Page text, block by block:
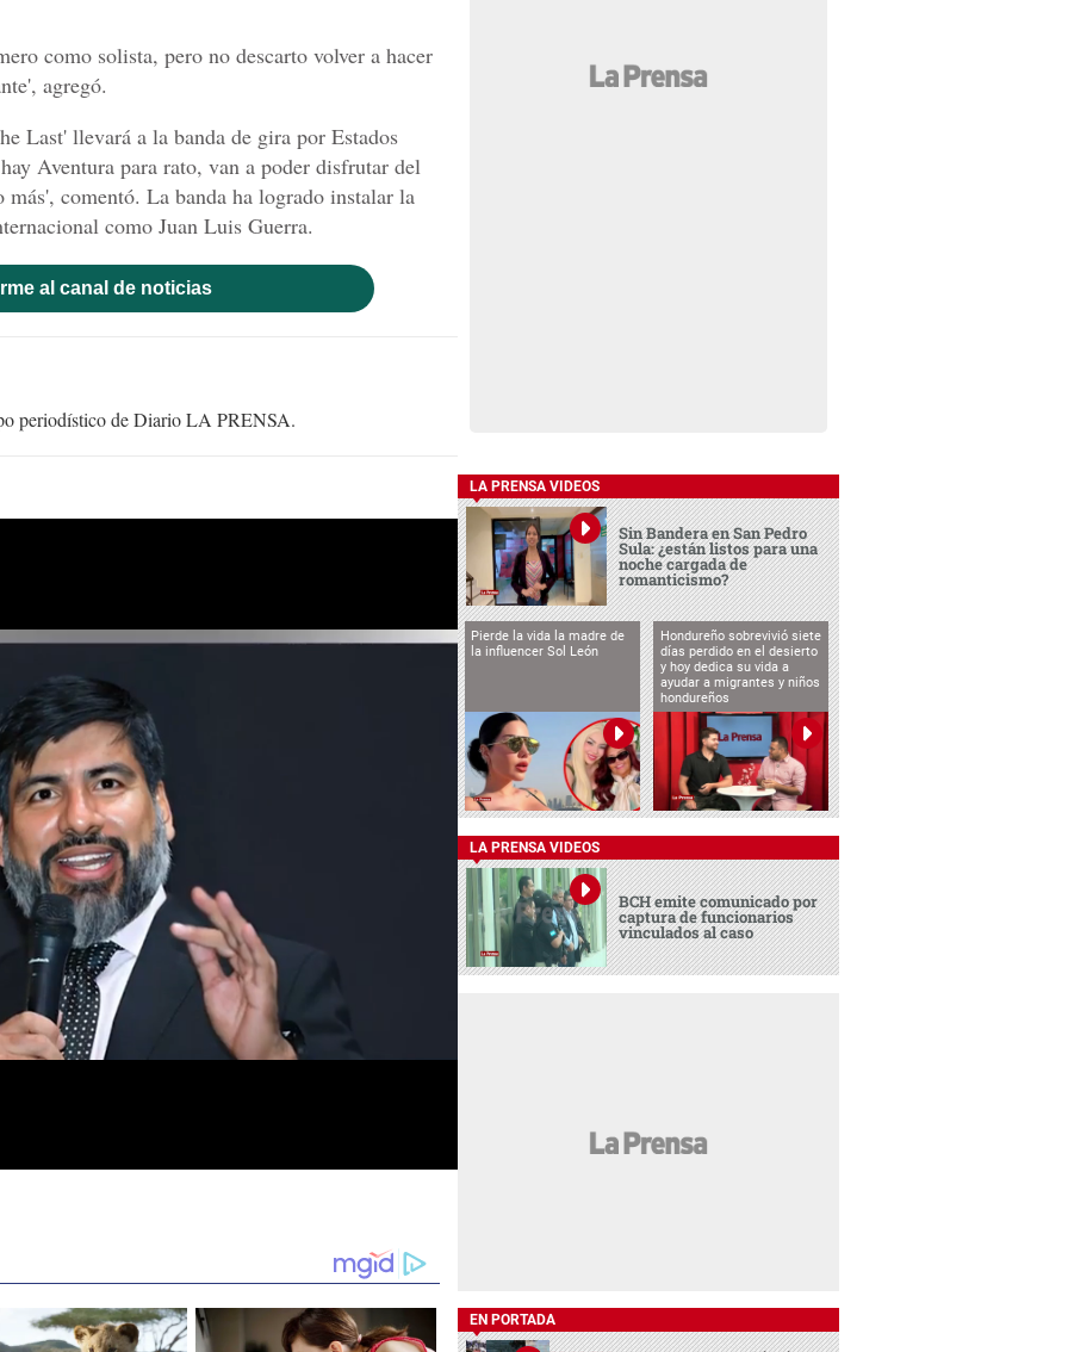
como solista, pero no descarto volver a hacer
agregó.
Last' llevará a la banda de gira por Estados
Aventura para rato, van a poder disfrutar del
comentó. La banda ha logrado instalar la
como Juan Luis Guerra.
al canal de noticias
periodístico de Diario LA PRENSA.
LA PRENSA VIDEOS
Sin Bandera en San Pedro
Sula: ¿están listos para una
noche cargada de
romanticismo?
Pierde la vida la madre de
la influencer Sol León
Hondureño sobrevivió siete
días perdido en el desierto
y hoy dedica su vida a
ayudar a migrantes y niños
hondureños
LA PRENSA VIDEOS
BCH emite comunicado por
captura de funcionarios
vinculados al caso
EN PORTADA